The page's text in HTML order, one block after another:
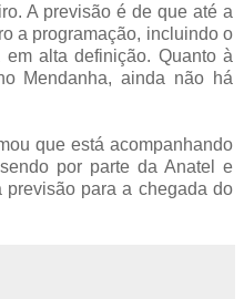
A previsão é de que até a
a programação, incluindo o
alta definição. Quanto à
Mendanha, ainda não há
que está acompanhando
por parte da Anatel e
para a chegada do